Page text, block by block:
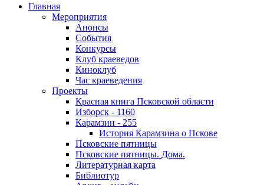
Главная
Мероприятия
Анонсы
События
Конкурсы
Клуб краеведов
Киноклуб
Час краеведения
Проекты
Красная книга Псковской области
Изборск - 1160
Карамзин - 255
История Карамзина о Пскове
Псковские пятницы
Псковские пятницы. Дома.
Литературная карта
Библиотур